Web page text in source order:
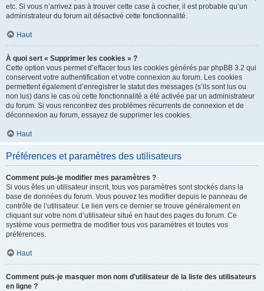
etc. Si vous n’arrivez pas à trouver cette case à cocher, il est probable qu’un
administrateur du forum ait désactivé cette fonctionnalité.
Haut
À quoi sert « Supprimer les cookies » ?
Cette option vous permet d’effacer tous les cookies générés par phpBB 3.2 qui
conservent votre authentification et votre connexion au forum. Les cookies
permettent également d’enregistrer le statut des messages (s’ils sont lus ou
non lus) dans le cas où cette fonctionnalité a été activée par un administrateur
du forum. Si vous rencontrez des problèmes récurrents de connexion et de
déconnexion au forum, essayez de supprimer les cookies.
Haut
Préférences et paramètres des utilisateurs
Comment puis-je modifier mes paramètres ?
Si vous êtes un utilisateur inscrit, tous vos paramètres sont stockés dans la
base de données du forum. Vous pouvez les modifier depuis le panneau de
contrôle de l’utilisateur. Le lien vers ce dernier se trouve généralement en
cliquant sur votre nom d’utilisateur situé en haut des pages du forum. Ce
système vous permettra de modifier tous vos paramètres et toutes vos
préférences.
Haut
Comment puis-je masquer mon nom d’utilisateur de la liste des utilisateurs
en ligne ?